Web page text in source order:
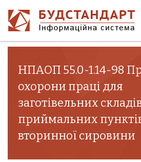
НПАОП 55.0-1.14-98
охорони праці для
заготівельних
приймальних
вторинної сировини